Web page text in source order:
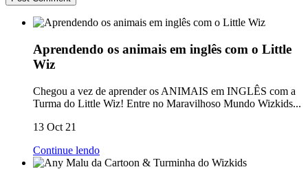
Aprendendo os animais em inglês com o Little
Wiz
Chegou a vez de aprender os ANIMAIS em INGLÊS com a
Turma do Little Wiz! Entre no Maravilhoso Mundo Wizkids...
13 Oct 21
Continue lendo